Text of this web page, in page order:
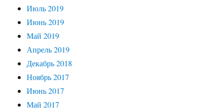
Июль 2019
Июнь 2019
Май 2019
Апрель 2019
Декабрь 2018
Ноябрь 2017
Июнь 2017
Май 2017